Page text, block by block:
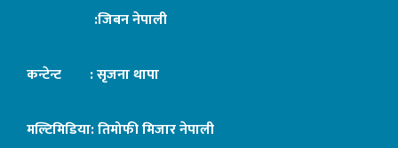
:जिबन नेपाली
कन्टेन्ट : सृजना थापा
मल्टिमिडिया: तिमोफी मिजार नेपाली